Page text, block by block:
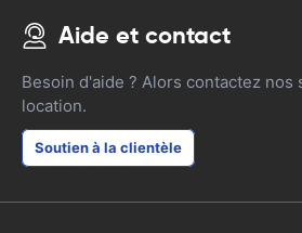
Aide et contact
Besoin d'aide ? Alors contactez nos
location.
Soutien à la clientèle